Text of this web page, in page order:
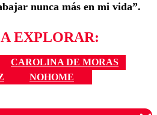
nunca más en mi vida”.
EXPLORAR:
CAROLINA DE MORAS
NOHOME